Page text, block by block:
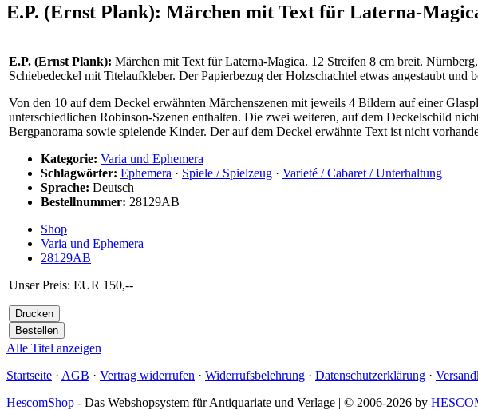
E.P. (Ernst Plank): Märchen mit Text für Laterna-
E.P. (Ernst Plank): Märchen mit Text für Laterna-Magica. 12 Streifen 8 cm breit.
Schiebedeckel mit Titelaufkleber. Der Papierbezug der Holzschachtel etwas angestaubt
Von den 10 auf dem Deckel erwähnten Märchenszenen mit jeweils 4 Bildern auf einer
unterschiedlichen Robinson-Szenen enthalten. Die zwei weiteren, auf dem Deckelschild
Bergpanorama sowie spielende Kinder. Der auf dem Deckel erwähnte Text ist nicht
Kategorie: Varia und Ephemera
Schlagwörter: Ephemera · Spiele / Spielzeug · Varieté / Cabaret / Unterhaltung
Sprache: Deutsch
Bestellnummer: 28129AB
Shop
Varia und Ephemera
28129AB
Unser Preis: EUR 150,--
Alle Titel anzeigen
Startseite · AGB · Vertrag widerrufen · Widerrufsbelehrung · Datenschutzerklärung ·
HescomShop - Das Webshopsystem für Antiquariate und Verlage | © 2006-2026 by